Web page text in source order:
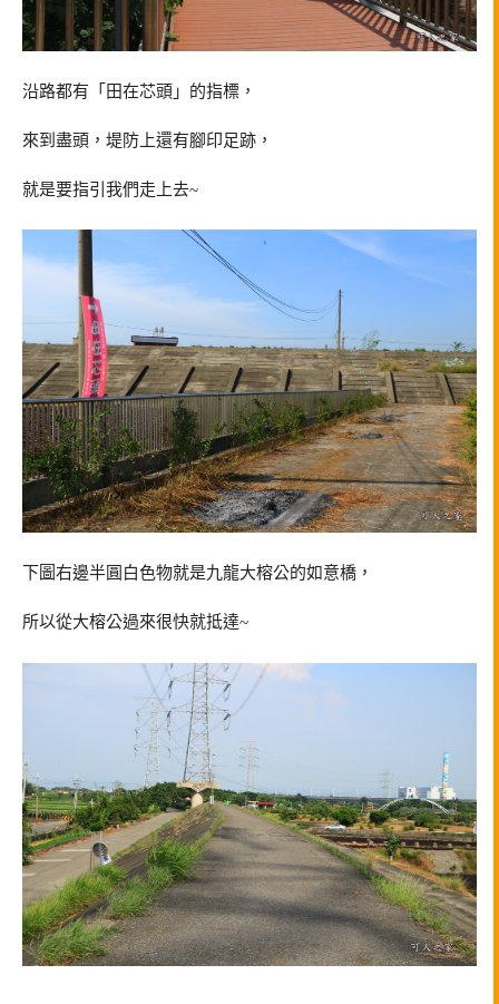
沿路都有「田在芯頭」的指標，
來到盡頭，堤防上還有腳印足跡，
就是要指引我們走上去~
下圖右邊半圓白色物就是九龍大榕公的如意橋，
所以從大榕公過來很快就抵達~